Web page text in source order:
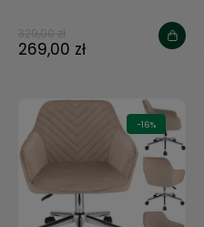
269,00 zł
-16%